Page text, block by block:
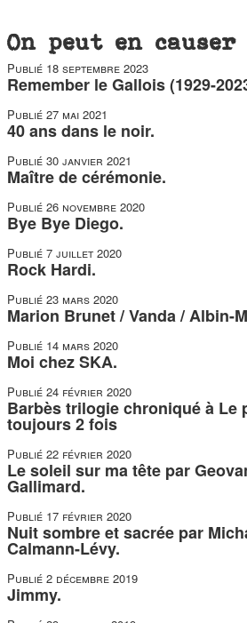
On peut en causer
Publié 18 septembre 2023
Remember le Gallois (1929-
Publié 27 mai 2021
40 ans dans le noir.
Publié 30 janvier 2021
Maître de cérémonie.
Publié 26 novembre 2020
Bye Bye Diego.
Publié 7 juillet 2020
Rock Hardi.
Publié 23 mars 2020
Marion Brunet / Vanda / Albin-
Publié 14 mars 2020
Moi chez SKA.
Publié 24 février 2020
Barbès trilogie chroniqué à Le
toujours 2 fois
Publié 22 février 2020
Le soleil sur ma tête par
Gallimard.
Publié 17 février 2020
Nuit sombre et sacrée par
Calmann-Lévy.
Publié 2 décembre 2019
Jimmy.